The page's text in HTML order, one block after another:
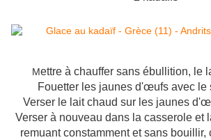
Mettre à chauffer sans ébullition, le
Fouetter les jaunes d'œufs avec le
Verser le lait chaud sur les jaunes
Verser à nouveau dans la casserole et
remuant constamment et sans bouillir,